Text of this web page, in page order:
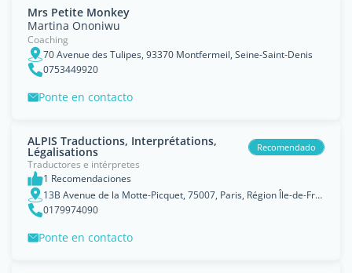
Mrs Petite Monkey
Martina Ononiwu
Coaching
70 Avenue des Tulipes, 93370 Montfermeil, Seine-Saint-Denis
0753449920
Ponte en contacto
ALPIS Traductions, Interprétations,
Légalisations Recomendado
Traductores e intérpretes
1 Recomendaciones
13B Avenue de la Motte-Picquet, 75007, Paris, Région Île-de-France
0179974090
Ponte en contacto